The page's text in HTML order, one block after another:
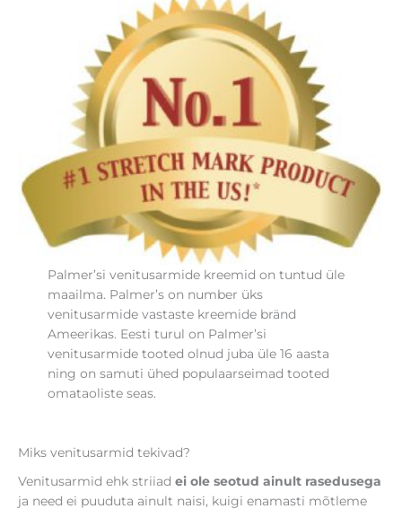
Palmer’si venitusarmide kreemid on tuntud üle
maailma. Palmer’s on number üks
venitusarmide vastaste kreemide bränd
Ameerikas. Eesti turul on Palmer’si
venitusarmide tooted olnud juba üle 16 aasta
ning on samuti ühed populaarseimad tooted
omataoliste seas.
Miks venitusarmid tekivad?
Venitusarmid ehk striiad ei ole seotud ainult rasedusega
ja need ei puuduta ainult naisi, kuigi enamasti mõtleme